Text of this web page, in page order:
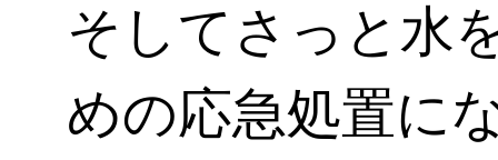
そしてさっと水
めの応急処置に